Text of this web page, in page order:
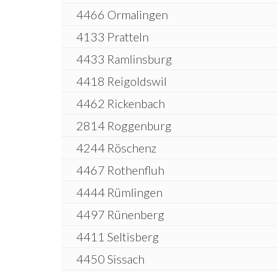
4466 Ormalingen
4133 Pratteln
4433 Ramlinsburg
4418 Reigoldswil
4462 Rickenbach
2814 Roggenburg
4244 Röschenz
4467 Rothenfluh
4444 Rümlingen
4497 Rünenberg
4411 Seltisberg
4450 Sissach